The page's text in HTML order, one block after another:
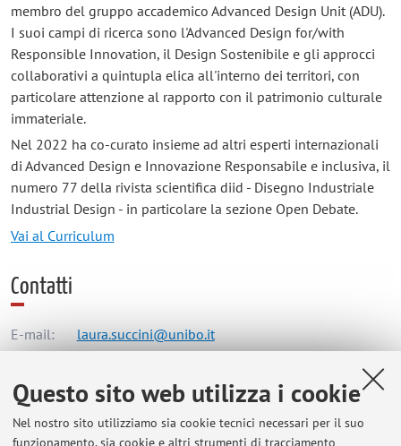
Questo sito web utilizza i cookie
Nel nostro sito utilizziamo sia cookie tecnici necessari per il suo
funzionamento, sia cookie e altri strumenti di tracciamento
membro del gruppo accademico Advanced Design Unit (ADU).
I suoi campi di ricerca sono l'Advanced Design for/with
Responsible Innovation, il Design Sostenibile e gli approcci
collaborativi a quintupla elica all'interno dei territori, con
particolare attenzione al rapporto con il patrimonio culturale
immateriale.
Nel 2022 ha co-curato insieme ad altri esperti internazionali
di Advanced Design e Innovazione Responsabile e inclusiva, il
numero 77 della rivista scientifica diid - Disegno Industriale
Industrial Design - in particolare la sezione Open Debate.
Vai al Curriculum
Contatti
E-mail: laura.succini@unibo.it
Dipartimento di Architettura
Viale del Risorgimento 2, Bologna -Vai alla mappa